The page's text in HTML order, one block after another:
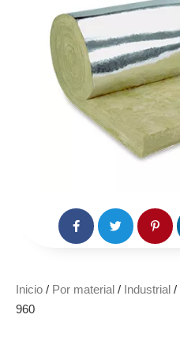
Inicio / Por material / Industrial /
960